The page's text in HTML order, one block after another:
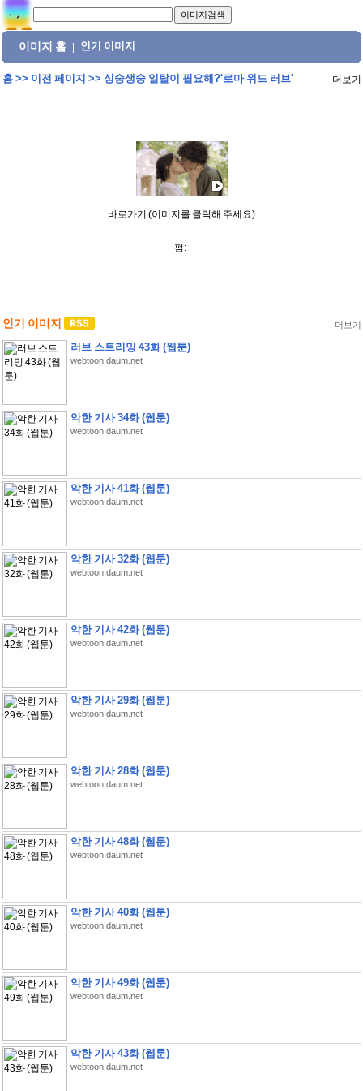
이미지 홈 인기 이미지
홈>> 이전 페이지 >> 싱숭생숭 일탈이 필요해?'로마 위드 러브' 더보기
바로가기 (이미지를 클릭해 주세요)
펌:
인기 이미지 더보기
러브 스트리밍 43화 (웹툰)
webtoon.daum.net
악한 기사 34화 (웹툰)
webtoon.daum.net
악한 기사 41화 (웹툰)
webtoon.daum.net
악한 기사 32화 (웹툰)
webtoon.daum.net
악한 기사 42화 (웹툰)
webtoon.daum.net
악한 기사 29화 (웹툰)
webtoon.daum.net
악한 기사 28화 (웹툰)
webtoon.daum.net
악한 기사 48화 (웹툰)
webtoon.daum.net
악한 기사 40화 (웹툰)
webtoon.daum.net
악한 기사 49화 (웹툰)
webtoon.daum.net
악한 기사 43화 (웹툰)
webtoon.daum.net